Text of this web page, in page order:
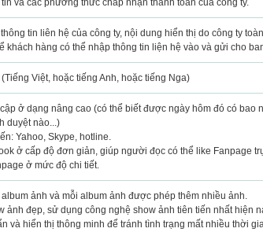
và các phương thức chấp nhận thanh toán của công ty.
tin liên hệ của công ty, nội dung hiển thị do công ty
khách hàng có thể nhập thông tin liện hệ vào và gửi cho
Việt, hoặc tiếng Anh, hoặc tiếng Nga)
ở dạng nâng cao (có thể biết được ngày hôm đó có
duyệt nào...)
Yahoo, Skype, hotline.
ở cấp độ đơn giản, giúp người đọc có thể like Fanpage
ở mức độ chi tiết.
ảnh và mỗi album ảnh được phép thêm nhiều ảnh.
ảnh đẹp, sử dụng công nghệ show ảnh tiên tiến nhất hiện
và hiển thị thông minh để tránh tình trạng mất nhiều thời